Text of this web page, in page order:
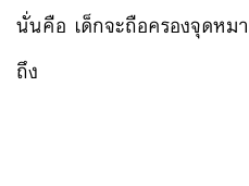
นั่นคือ เด็กจะถือครองจุดหม
ถึง